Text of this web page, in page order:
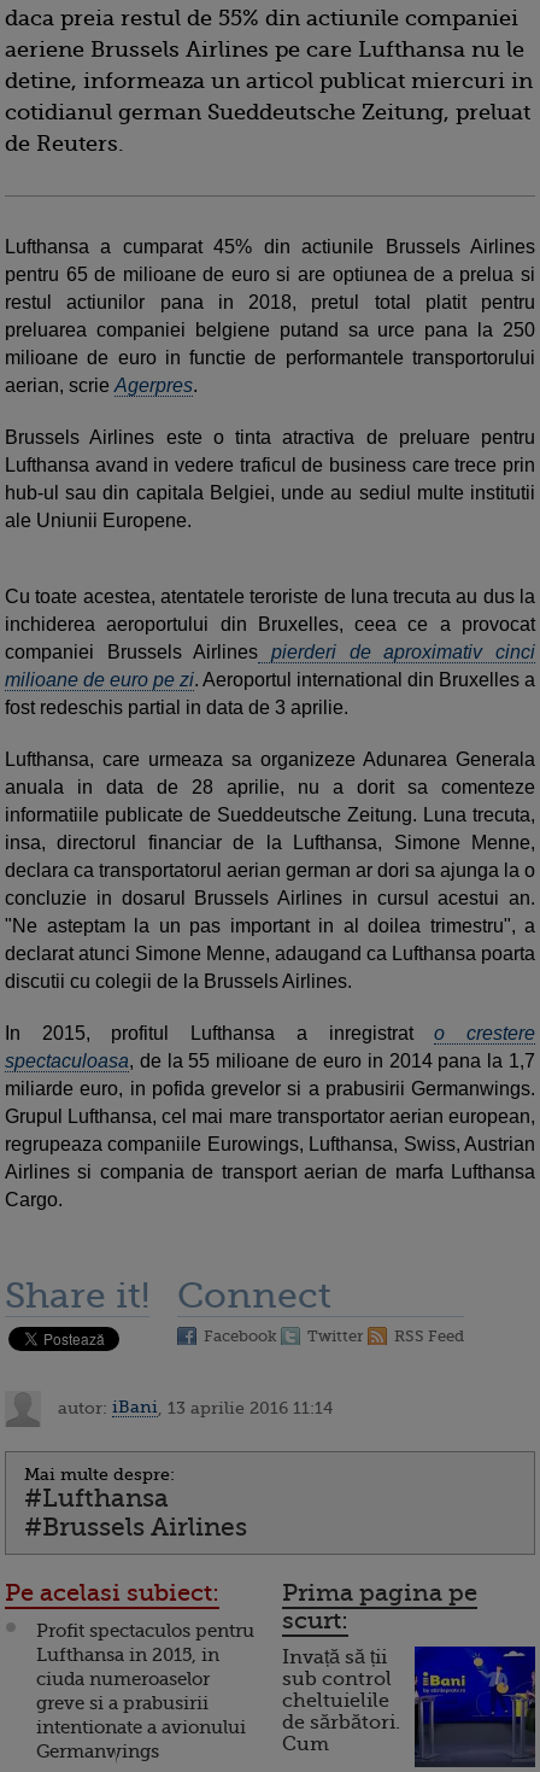
daca preia restul de 55% din actiunile companiei
aeriene Brussels Airlines pe care Lufthansa nu le
detine, informeaza un articol publicat miercuri in
cotidianul german Sueddeutsche Zeitung, preluat
de Reuters.
Lufthansa a cumparat 45% din actiunile Brussels Airlines
pentru 65 de milioane de euro si are optiunea de a prelua si
restul actiunilor pana in 2018, pretul total platit pentru
preluarea companiei belgiene putand sa urce pana la 250
milioane de euro in functie de performantele transportorului
aerian, scrie Agerpres.
Brussels Airlines este o tinta atractiva de preluare pentru
Lufthansa avand in vedere traficul de business care trece prin
hub-ul sau din capitala Belgiei, unde au sediul multe institutii
ale Uniunii Europene.
Cu toate acestea, atentatele teroriste de luna trecuta au dus la
inchiderea aeroportului din Bruxelles, ceea ce a provocat
companiei Brussels Airlines pierderi de aproximativ cinci
milioane de euro pe zi. Aeroportul international din Bruxelles a
fost redeschis partial in data de 3 aprilie.
Lufthansa, care urmeaza sa organizeze Adunarea Generala
anuala in data de 28 aprilie, nu a dorit sa comenteze
informatiile publicate de Sueddeutsche Zeitung. Luna trecuta,
insa, directorul financiar de la Lufthansa, Simone Menne,
declara ca transportatorul aerian german ar dori sa ajunga la o
concluzie in dosarul Brussels Airlines in cursul acestui an.
"Ne asteptam la un pas important in al doilea trimestru", a
declarat atunci Simone Menne, adaugand ca Lufthansa poarta
discutii cu colegii de la Brussels Airlines.
In 2015, profitul Lufthansa a inregistrato crestere
spectaculoasa, de la 55 milioane de euro in 2014 pana la 1,7
miliarde euro, in pofida grevelor si a prabusirii Germanwings.
Grupul Lufthansa, cel mai mare transportator aerian european,
regrupeaza companiile Eurowings, Lufthansa, Swiss, Austrian
Airlines si compania de transport aerian de marfa Lufthansa
Cargo.
Share it! Connect
Facebook Twitter RSS Feed
autor: iBani , 13 aprilie 2016 11:14
Mai multe despre:
#Lufthansa
#Brussels Airlines
Pe acelasi subiect:
Profit spectaculos pentru
Lufthansa in 2015, in
ciuda numeroaselor
greve si a prabusirii
intentionate a avionului
Germanwings
Prima pagina pe
scurt:
Invață să ții
sub control
cheltuielile
de sărbători.
Cum